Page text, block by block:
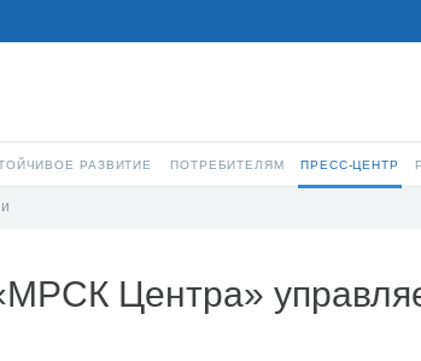
РАЗВИТИЕ ПОТРЕБИТЕЛЯМ ПРЕСС-ЦЕНТР
Центра»